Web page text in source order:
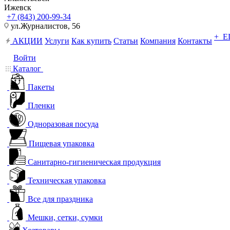
Ижевск
+7 (843) 200-99-34
ул.Журналистов, 56
АКЦИИ Услуги Как купить Статьи Компания Контакты +
Войти
Каталог
Пакеты
Пленки
Одноразовая посуда
Пищевая упаковка
Санитарно-гигиеническая продукция
Техническая упаковка
Все для праздника
Мешки, сетки, сумки